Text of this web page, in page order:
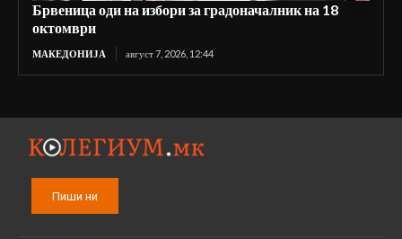
Брвеница оди на избори за градоначалник на 18
октомври
МАКЕДОНИЈА август 7, 2026, 12:44
Пиши ни